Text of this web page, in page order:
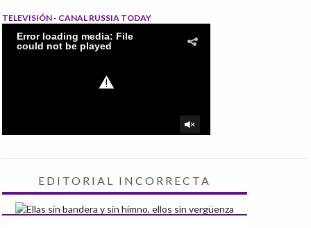
TELEVISIÓN - CANAL RUSSIA TODAY
EDITORIAL INCORRECTA